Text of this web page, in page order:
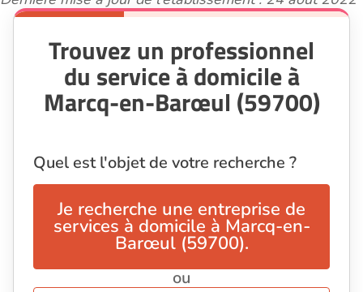
Trouvez un professionnel
du service à domicile à
Marcq-en-Barœul (59700)
Quel est l'objet de votre recherche ?
Je recherche une entreprise de
services à domicile à Marcq-en-
Barœul (59700).
ou